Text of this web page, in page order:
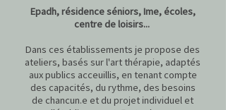
Epadh, résidence séniors, Ime, écoles,
centre de loisirs...
Dans ces établissements je propose des
ateliers, basés sur l'art thérapie, adaptés
aux publics acceuillis, en tenant compte
des capacités, du rythme, des besoins
de chancun.e et du projet individuel et